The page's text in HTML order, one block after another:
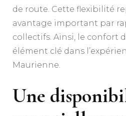
de route. Cette flexibilité
avantage important par
collectifs. Ainsi, le confort
élément clé dans
Maurienne.
Une